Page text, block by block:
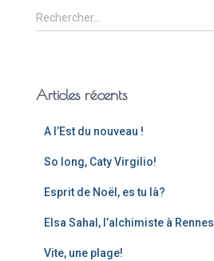
Rechercher…
Articles récents
A l’Est du nouveau !
So long, Caty Virgilio!
Esprit de Noël, es tu là?
Elsa Sahal, l’alchimiste à Rennes
Vite, une plage!